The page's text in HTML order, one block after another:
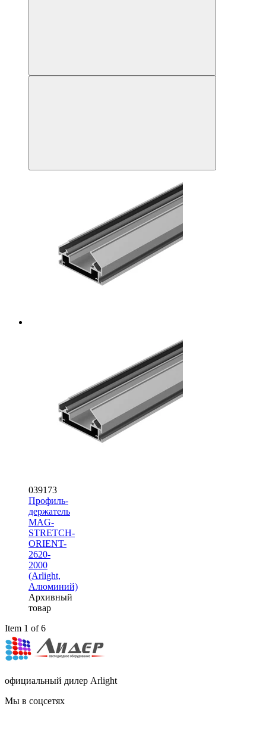
039173
Профиль-
держатель
MAG-
STRETCH-
ORIENT-
2620-
2000
(Arlight,
Алюминий)
Архивный
товар
Item 1 of 6
официальный дилер Arlight
Мы в соцсетях